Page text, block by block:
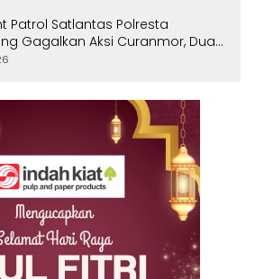
Patrol Satlantas Polresta
Gagalkan Aksi Curanmor, Dua